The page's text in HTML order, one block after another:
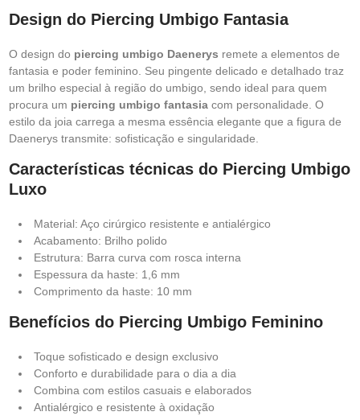
Design do Piercing Umbigo Fantasia
O design do piercing umbigo Daenerys remete a elementos de
fantasia e poder feminino. Seu pingente delicado e detalhado traz
um brilho especial à região do umbigo, sendo ideal para quem
procura um piercing umbigo fantasia com personalidade. O
estilo da joia carrega a mesma essência elegante que a figura de
Daenerys transmite: sofisticação e singularidade.
Características técnicas do Piercing Umbigo
Luxo
Material: Aço cirúrgico resistente e antialérgico
Acabamento: Brilho polido
Estrutura: Barra curva com rosca interna
Espessura da haste: 1,6 mm
Comprimento da haste: 10 mm
Benefícios do Piercing Umbigo Feminino
Toque sofisticado e design exclusivo
Conforto e durabilidade para o dia a dia
Combina com estilos casuais e elaborados
Antialérgico e resistente à oxidação